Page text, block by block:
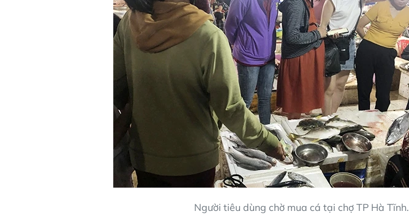
Người tiêu dùng chờ mua cá tại chợ TP Hà Tĩnh.